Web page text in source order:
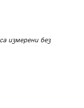
измерени без